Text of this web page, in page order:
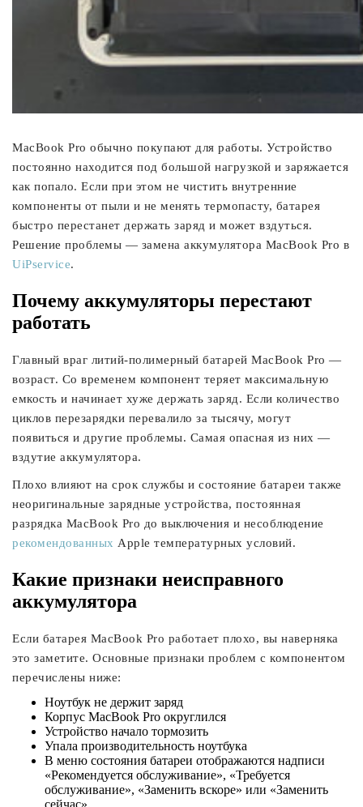
MacBook Pro обычно покупают для работы. Устройство
постоянно находится под большой нагрузкой и заряжается
как попало. Если при этом не чистить внутренние
компоненты от пыли и не менять термопасту, батарея
быстро перестанет держать заряд и может вздуться.
Решение проблемы — замена аккумулятора MacBook Pro в
UiPservice.
Почему аккумуляторы перестают
работать
Главный враг литий-полимерный батарей MacBook Pro —
возраст. Со временем компонент теряет максимальную
емкость и начинает хуже держать заряд. Если количество
циклов перезарядки перевалило за тысячу, могут
появиться и другие проблемы. Самая опасная из них —
вздутие аккумулятора.
Плохо влияют на срок службы и состояние батареи также
неоригинальные зарядные устройства, постоянная
разрядка MacBook Pro до выключения и несоблюдение
рекомендованных Apple температурных условий.
Какие признаки неисправного
аккумулятора
Если батарея MacBook Pro работает плохо, вы наверняка
это заметите. Основные признаки проблем с компонентом
перечислены ниже:
Ноутбук не держит заряд
Корпус MacBook Pro округлился
Устройство начало тормозить
Упала производительность ноутбука
В меню состояния батареи отображаются надписи
«Рекомендуется обслуживание», «Требуется
обслуживание», «Заменить вскоре» или «Заменить
сейчас».